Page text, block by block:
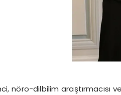
nöro-dilbilim araştırmacısı